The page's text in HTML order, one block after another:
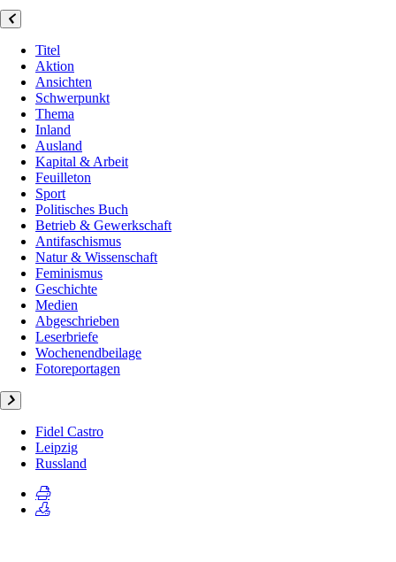
Titel
Aktion
Ansichten
Schwerpunkt
Thema
Inland
Ausland
Kapital & Arbeit
Feuilleton
Sport
Politisches Buch
Betrieb & Gewerkschaft
Antifaschismus
Natur & Wissenschaft
Feminismus
Geschichte
Medien
Abgeschrieben
Leserbriefe
Wochenendbeilage
Fotoreportagen
Fidel Castro
Leipzig
Russland